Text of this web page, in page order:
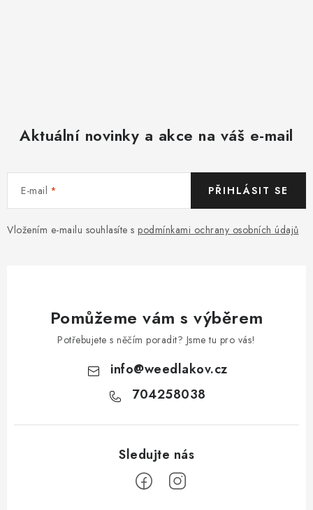
Aktuální novinky a akce na váš e-mail
E-mail
Vložením e-mailu souhlasíte s podmínkami ochrany osobních údajů
PŘIHLÁSIT SE
Pomůžeme vám s výběrem
Potřebujete s něčím poradit? Jsme tu pro vás!
info@weedlakov.cz
704258038